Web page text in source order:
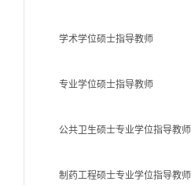
学术学位硕士指导教师
专业学位硕士指导教师
公共卫生硕士专业学位指导教师
制药工程硕士专业学位指导教师